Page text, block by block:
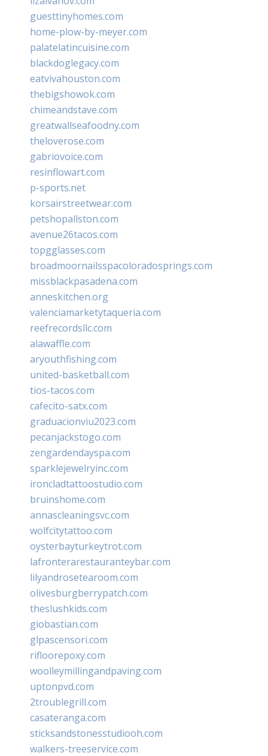
guesttinyhomes.com
home-plow-by-meyer.com
palatelatincuisine.com
blackdoglegacy.com
eatvivahouston.com
thebigshowok.com
chimeandstave.com
greatwallseafoodny.com
theloverose.com
gabriovoice.com
resinflowart.com
p-sports.net
korsairstreetwear.com
petshopallston.com
avenue26tacos.com
topgglasses.com
broadmoornailsspacoloradosprings.com
missblackpasadena.com
anneskitchen.org
valenciamarketytaqueria.com
reefrecordsllc.com
alawaffle.com
aryouthfishing.com
united-basketball.com
tios-tacos.com
cafecito-satx.com
graduacionviu2023.com
pecanjackstogo.com
zengardendayspa.com
sparklejewelryinc.com
ironcladtattoostudio.com
bruinshome.com
annascleaningsvc.com
wolfcitytattoo.com
oysterbayturkeytrot.com
lafronterarestauranteybar.com
lilyandrosetearoom.com
olivesburgberrypatch.com
theslushkids.com
giobastian.com
glpascensori.com
rifloorepoxy.com
woolleymillingandpaving.com
uptonpvd.com
2troublegrill.com
casateranga.com
sticksandstonesstudiooh.com
walkers-treeservice.com